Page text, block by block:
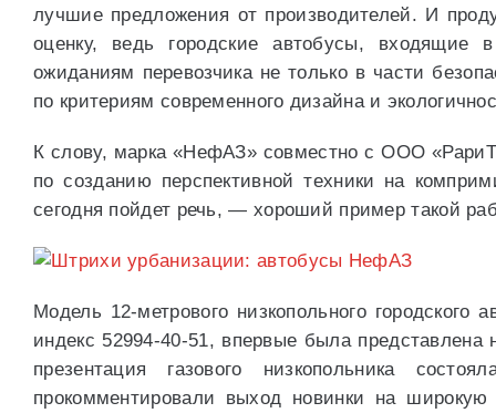
лучшие предложения от производителей. И
оценку, ведь городские автобусы, входящие
ожиданиям перевозчика не только в части
по критериям современного дизайна и
К слову, марка «НефАЗ» совместно с ООО
по созданию перспективной техники на
сегодня пойдет речь, — хороший пример такой
Модель 12-метрового низкопольного
индекс 52994-40-51, впервые была
презентация газового низкопольника
прокомментировали выход новинки на